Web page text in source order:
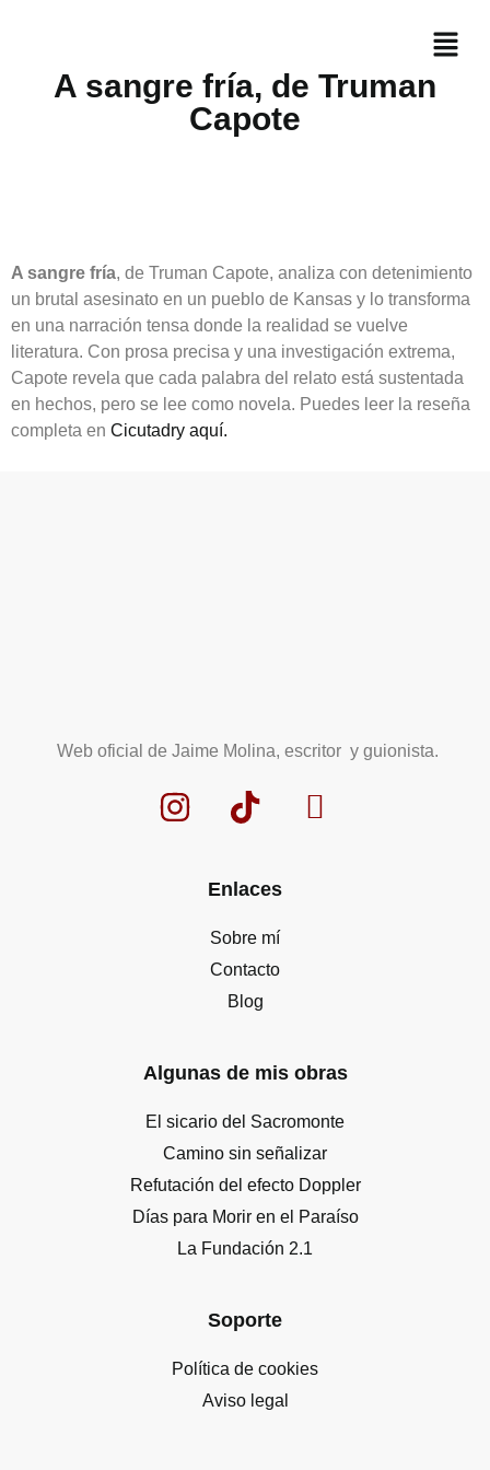
A sangre fría, de Truman
Capote
A sangre fría, de Truman Capote, analiza con detenimiento
un brutal asesinato en un pueblo de Kansas y lo transforma
en una narración tensa donde la realidad se vuelve
literatura. Con prosa precisa y una investigación extrema,
Capote revela que cada palabra del relato está sustentada
en hechos, pero se lee como novela. Puedes leer la reseña
completa en Cicutadry aquí.
Web oficial de Jaime Molina, escritor y guionista.
Enlaces
Sobre mí
Contacto
Blog
Algunas de mis obras
El sicario del Sacromonte
Camino sin señalizar
Refutación del efecto Doppler
Días para Morir en el Paraíso
La Fundación 2.1
Soporte
Política de cookies
Aviso legal